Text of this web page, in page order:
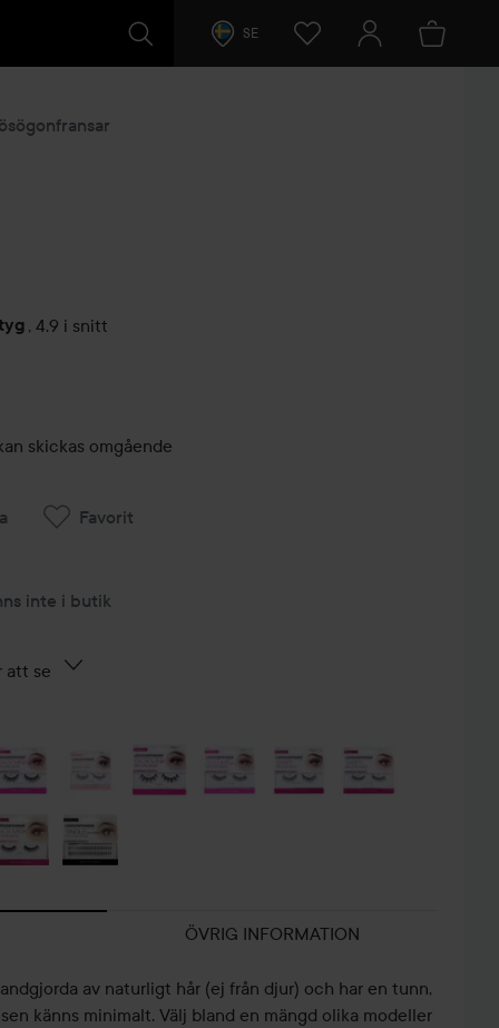
SE
, 4.9 i snitt
skickas omgående
Favorit
inte i butik
att se
ÖVRIG INFORMATION
av naturligt hår (ej från djur) och har en tunn,
känns minimalt. Välj bland en mängd olika modeller